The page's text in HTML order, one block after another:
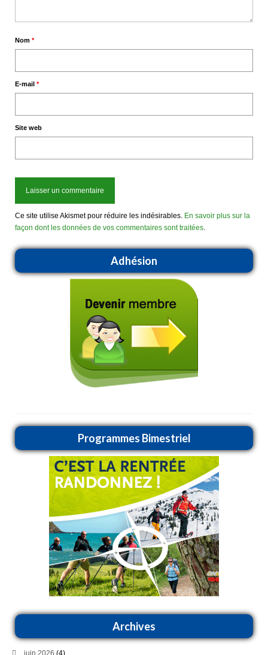
Nom *
E-mail *
Site web
Ce site utilise Akismet pour réduire les indésirables. En savoir plus sur la
façon dont les données de vos commentaires sont traitées
Adhésion
Programmes Bimestriel
Archives
juin 2026 (4)